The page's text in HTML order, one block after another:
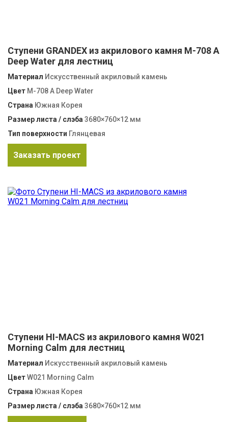
Ступени GRANDEX из акрилового камня M-708 A
Deep Water для лестниц
Материал Искусственный акриловый камень
Цвет M-708 A Deep Water
Страна Южная Корея
Размер листа / слэба 3680×760×12 мм
Тип поверхности Глянцевая
Заказать проект
Ступени HI-MACS из акрилового камня W021
Morning Calm для лестниц
Материал Искусственный акриловый камень
ЦветW021 Morning Calm
Страна Южная Корея
Размер листа / слэба 3680×760×12 мм